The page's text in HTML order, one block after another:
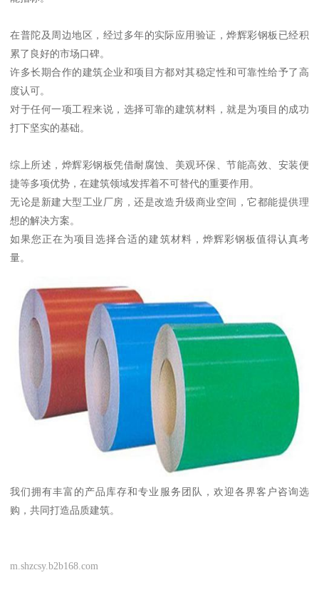
在普陀及周边地区，经过多年的实际应用验证，烨辉彩钢板已经积
累了良好的市场口碑。
许多长期合作的建筑企业和项目方都对其稳定性和可靠性给予了高
度认可。
对于任何一项工程来说，选择可靠的建筑材料，就是为项目的成功
打下坚实的基础。
综上所述，烨辉彩钢板凭借耐腐蚀、美观环保、节能高效、安装便
捷等多项优势，在建筑领域发挥着不可替代的重要作用。
无论是新建大型工业厂房，还是改造升级商业空间，它都能提供理
想的解决方案。
如果您正在为项目选择合适的建筑材料，烨辉彩钢板值得认真考
量。
我们拥有丰富的产品库存和专业服务团队，欢迎各界客户咨询选
购，共同打造品质建筑。
m.shzcsy.b2b168.com